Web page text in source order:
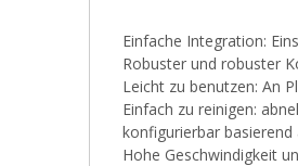
Einfache Integration:
Robuster und robuster
Leicht zu benutzen: An
Einfach zu reinigen:
konfigurierbar
Hohe Geschwindigkeit